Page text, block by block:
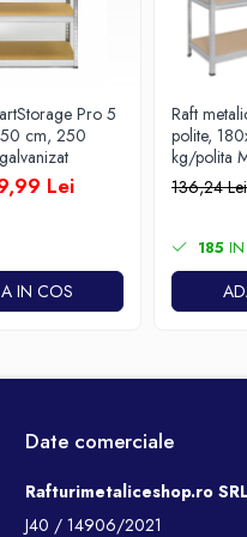
Pro 5
cm, 250
Lei
IN COS
Raft
polite,
kg/polita
136,24
185
Date comerciale
Rafturimetaliceshop.ro
J40 / 14906/2021